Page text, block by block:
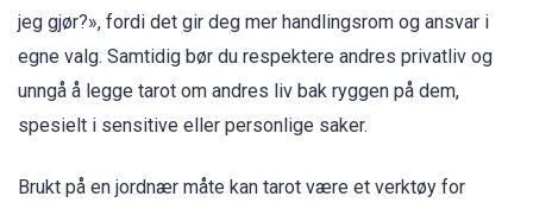
jeg gjør?», fordi det gir deg mer handlingsrom og ansvar i
egne valg. Samtidig bør du respektere andres privatliv og
unngå å legge tarot om andres liv bak ryggen på dem,
spesielt i sensitive eller personlige saker.
Brukt på en jordnær måte kan tarot være et verktøy for